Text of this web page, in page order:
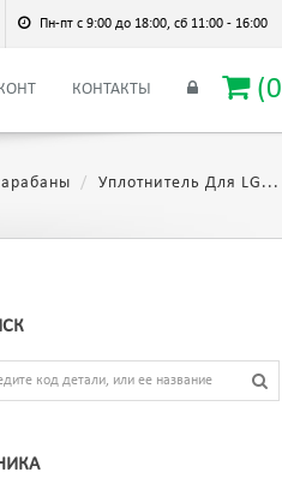
Пн-пт с 9:00 до 18:00, сб 11:00 - 16:00
КОНТАКТЫ (0
Уплотнитель Для LG...